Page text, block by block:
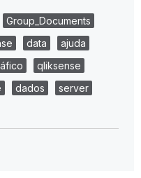
Group_Documents
data
ajuda
qliksense
dados
server